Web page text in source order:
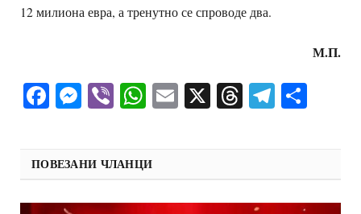
12 милиона евра, а тренутно се спроводе два.
М.П.
Facebook
Messenger
ViberWhatsApp
Email
X Threads
ПОВЕЗАНИ ЧЛАНЦИ